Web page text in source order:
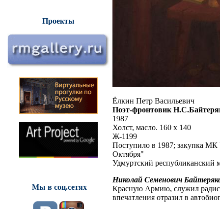
Проекты
Мы в соц.сетях
Ёлкин Петр Васильевич
Поэт-фронтовик
1987
Холст, масло. 160 х 140
Ж-1199
Поступило в 1987; закупка
Октября"
Удмуртский республиканский
Николай Семенович
Красную Армию, служил
впечатления отразил в